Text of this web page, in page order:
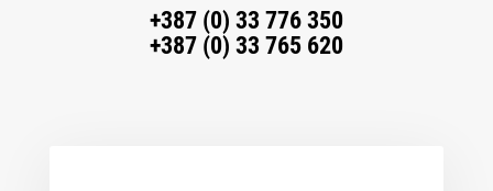
+387 (0) 33 776 350
+387 (0) 33 765 620